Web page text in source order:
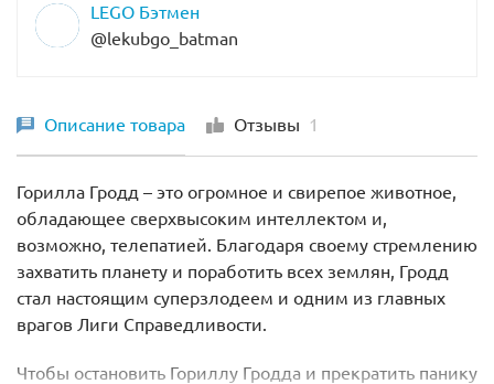
LEGO Бэтмен
@lekubgo_batman
Описание товара Отзывы 1
Горилла Гродд – это огромное и свирепое животное,
обладающее сверхвысоким интеллектом и,
возможно, телепатией. Благодаря своему стремлению
захватить планету и поработить всех землян, Гродд
стал настоящим суперзлодеем и одним из главных
врагов Лиги Справедливости.
Чтобы остановить Гориллу Гродда и прекратить панику